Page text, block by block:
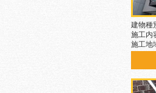
建物種
施工内
施工地